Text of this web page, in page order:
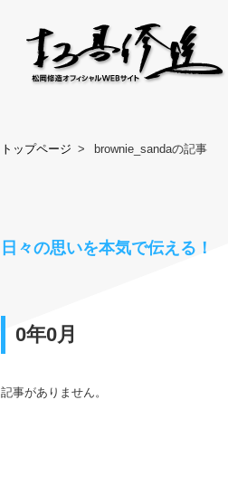
トップページ brownie_sandaの記事
日々の思いを本気で伝える！
0年0月
記事がありません。